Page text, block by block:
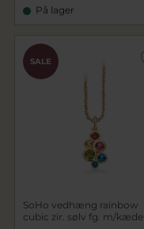
På lager
SALE
SoHo vedhæng rainbow
cubic zir. sølv fg. m/kæde